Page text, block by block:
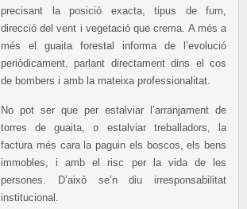
precisant la posició exacta, tipus de fum,
direcció del vent i vegetació que crema. A més a
més el guaita forestal informa de l’evolució
periòdicament, parlant directament dins el cos
de bombers i amb la mateixa professionalitat.
No pot ser que per estalviar l’arranjament de
torres de guaita, o estalviar treballadors, la
factura més cara la paguin els boscos, els bens
immobles, i amb el risc per la vida de les
persones. D’això se’n diu irresponsabilitat
institucional.